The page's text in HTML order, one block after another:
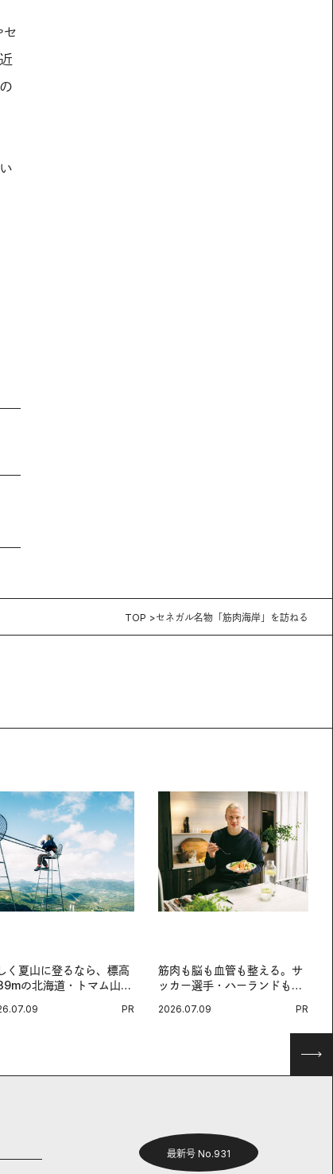
TOP セネガル名物「筋肉海岸」を訪ねる
く夏山に登るなら、標高
の北海道・トマム山で
PR
筋肉も脳も血管も整える。サ
ッカー選手・ハーランドも注
＆サバの“最強アスリート
2026.07.09 PR
最新号 No.931